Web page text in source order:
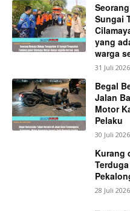
Sungai
yang
warga
31 Juli 2026
Begal
Jalan
Motor
Pelaku
30 Juli 2026
Kurang
28 Juli 2026